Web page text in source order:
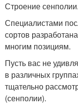
Строение сенполии.
Специалистами
сортов
многим позициям.
Пусть вас не
в различных
тщательно
(сенполии).